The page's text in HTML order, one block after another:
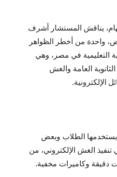
يناقش المستشار أشرف
واحدة من أخطر الظواهر
التعليمية في مصر، وهي
العامة والغش
الإلكترونية.
يستخدمها الطلاب وبعض
الغش الإلكتروني، من
دقيقة وكاميرات مخفية.